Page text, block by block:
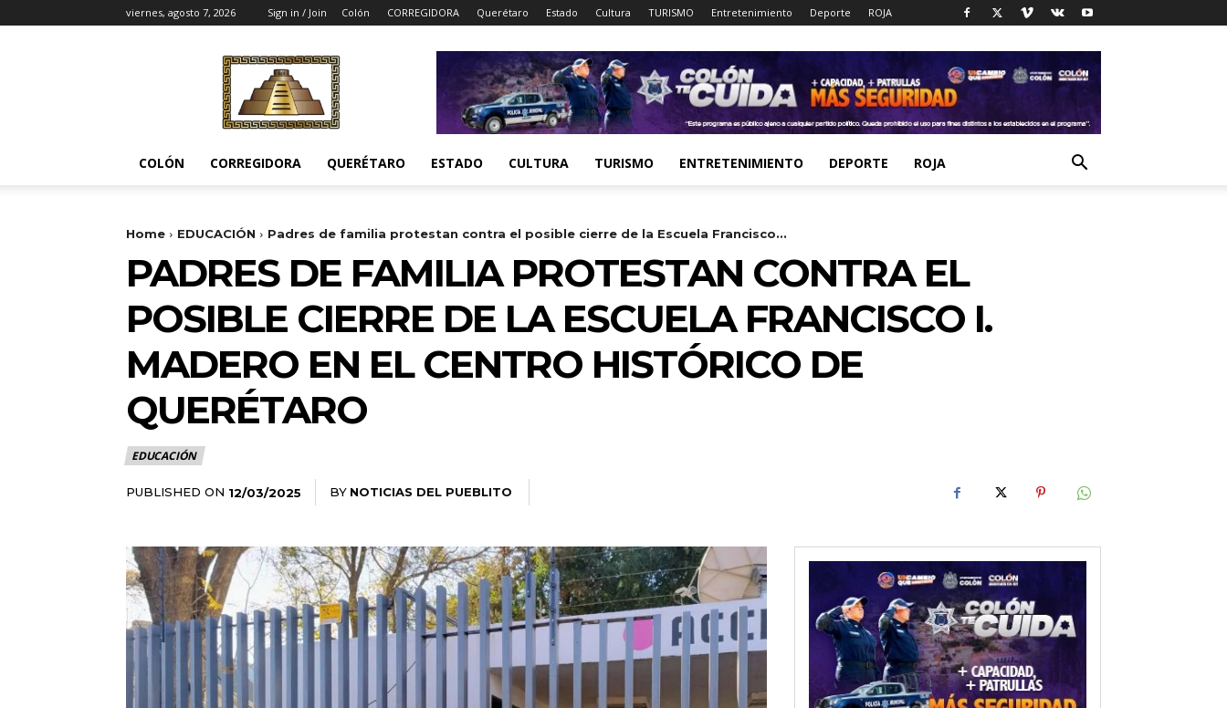
viernes, agosto 7, 2026 Sign in / Join Colón CORREGIDORA Querétaro Estado Cultura TURISMO Entretenimiento Deporte ROJA
Noticias
del
Pueblito
COLÓN CORREGIDORA QUERÉTARO ESTADO CULTURA TURISMO ENTRETENIMIENTO DEPORTE ROJA
Home EDUCACIÓN Padres de familia protestan contra el posible cierre de la Escuela Francisco...
PADRES DE FAMILIA PROTESTAN CONTRA EL
POSIBLE CIERRE DE LA ESCUELA FRANCISCO I.
MADERO EN EL CENTRO HISTÓRICO DE
QUERÉTARO
EDUCACIÓN
PUBLISHED ON 12/03/2025 BY NOTICIAS DEL PUEBLITO